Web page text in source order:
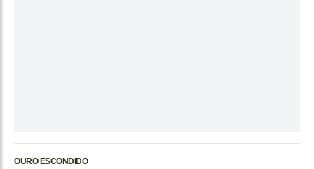
OURO ESCONDIDO